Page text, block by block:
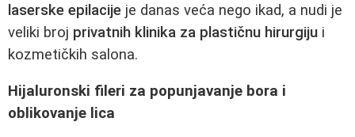
laserske epilacije je danas veća nego ikad, a nudi je
veliki broj privatnih klinika za plastičnu hirurgiju i
kozmetičkih salona.
Hijaluronski fileri za popunjavanje bora i
oblikovanje lica